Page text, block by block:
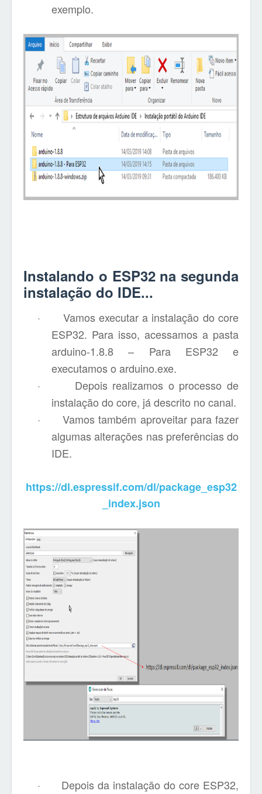
exemplo.
Instalando o ESP32 na segunda
instalação do IDE...
·
Vamos executar a instalação do core
ESP32. Para isso, acessamos a pasta
arduino-1.8.8 – Para ESP32 e
executamos o arduino.exe.
·
Depois realizamos o processo de
instalação do core, já descrito no canal.
·
Vamos também aproveitar para fazer
algumas alterações nas preferências do
IDE.
https://dl.espressif.com/dl/package_esp32
_index.json
· Depois da instalação do core ESP32,